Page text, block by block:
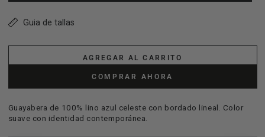
Guia de tallas
AGREGAR AL CARRITO
COMPRAR AHORA
Guayabera de 100% lino azul celeste con bordado lineal. Color
suave con identidad contemporánea.